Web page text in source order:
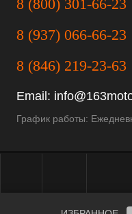
8 (800) 301-66-23
8 (937) 066-66-23
8 (846) 219-23-63
Email:
График работы: